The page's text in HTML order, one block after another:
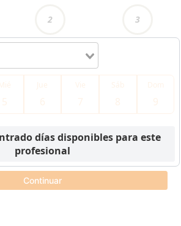
2 3
Mié
5
Jue
6
Vie
7
Sáb
8
Dom
9
días disponibles para este
profesional
Continuar